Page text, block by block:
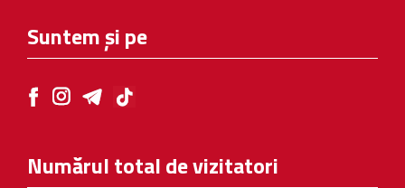
Suntem și pe
Numărul total de vizitatori